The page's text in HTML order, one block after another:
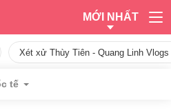
MỚI NHẤT
Xét xử Thùy Tiên - Quang Linh
tế